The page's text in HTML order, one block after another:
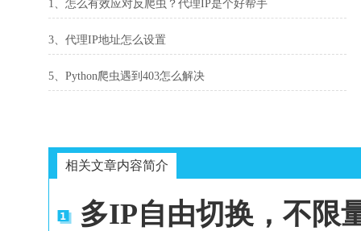
1、怎么有效应对反爬虫？代理IP是个好帮手
3、代理IP地址怎么设置
5、Python爬虫遇到403怎么解决
相关文章内容简介
多IP自由切换，不限